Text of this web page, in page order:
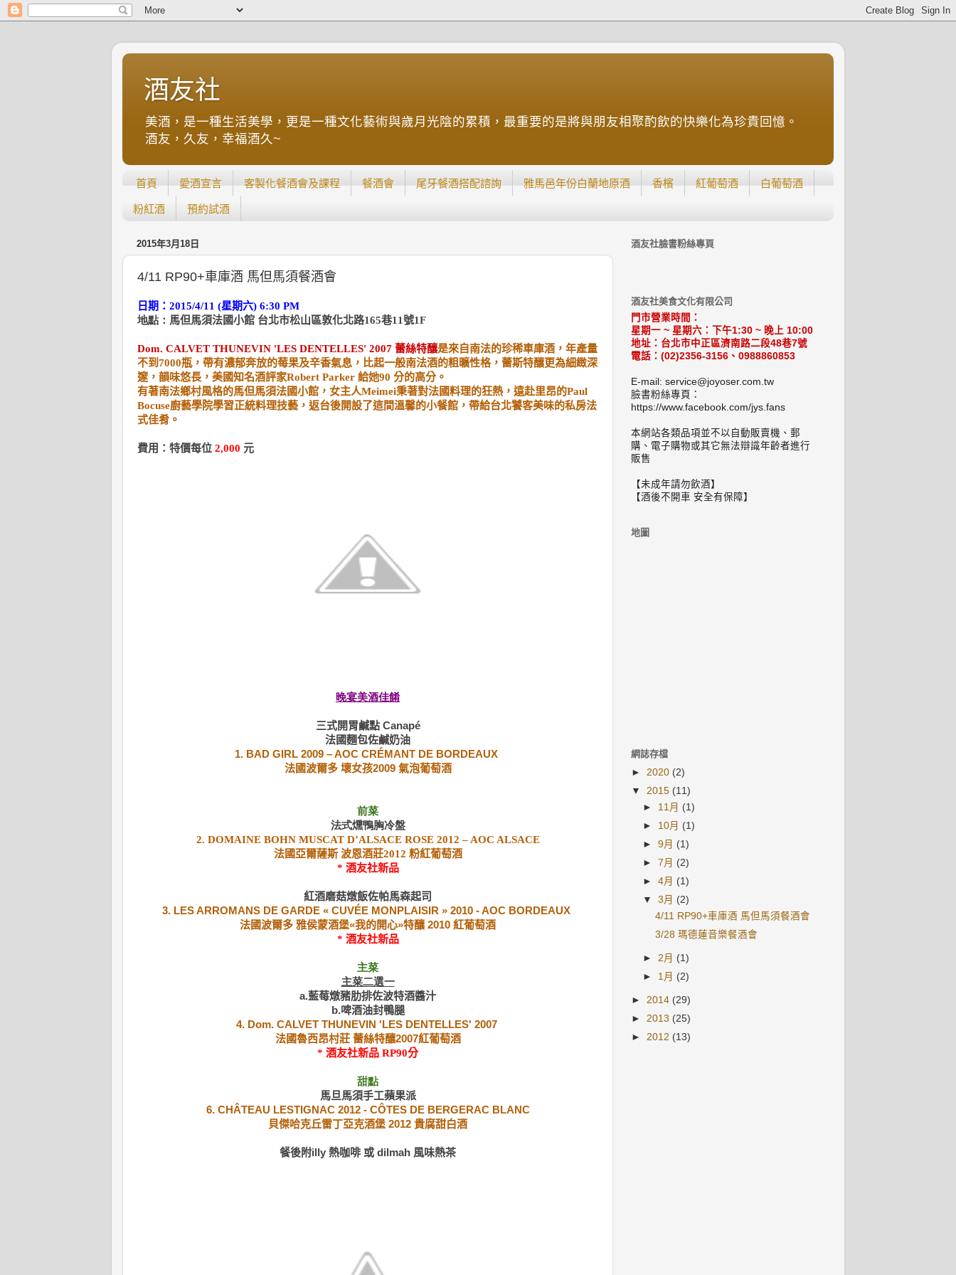
酒友社
美酒，是一種生活美學，更是一種文化藝術與歲月光陰的累積，最重要的是將與朋友相聚酌飲的快樂化為珍貴回憶。
酒友，久友，幸福酒久~
首頁 愛酒宣言 客製化餐酒會及課程 餐酒會 尾牙餐酒搭配諮詢 雅馬邑年份白蘭地原酒 香檳 紅葡萄酒 白葡萄酒
粉紅酒 預約試酒
2015年3月18日
4/11 RP90+車庫酒 馬但馬須餐酒會
日期：2015/4/11 (星期六) 6:30 PM
地點： 馬但馬須法國小館 台北市松山區敦化北路165巷11號1F
Dom. CALVET THUNEVIN 'LES DENTELLES' 2007 蕾絲特釀是來自南法的珍稀車庫酒，年產量
不到7000瓶，帶有濃郁奔放的莓果及辛香氣息，比起一般南法酒的粗曠性格，蕾斯特釀更為細緻深
邃，韻味悠長，美國知名酒評家Robert Parker 給她90 分的高分。
有著南法鄉村風格的馬但馬須法國小館，女主人Meimei秉著對法國料理的狂熱，遠赴里昂的Paul
Bocuse廚藝學院學習正統料理技藝，返台後開設了這間溫馨的小餐館，帶給台北饕客美味的私房法
式佳肴。
費用：特價每位 2,000 元
晚宴美酒佳餚
三式開胃鹹點 Canapé
法國麵包佐鹹奶油
1. BAD GIRL 2009 – AOC CRÉMANT DE BORDEAUX
法國波爾多 壞女孩2009 氣泡葡萄酒
前菜
法式燻鴨胸冷盤
2. DOMAINE BOHN MUSCAT D’ALSACE ROSE 2012 – AOC ALSACE
法國亞爾薩斯 波恩酒莊2012 粉紅葡萄酒
* 酒友社新品
紅酒磨菇燉飯佐帕馬森起司
3. LES ARROMANS DE GARDE « CUVÉE MONPLAISIR » 2010 - AOC BORDEAUX
法國波爾多 雅侯蒙酒堡«我的開心»特釀 2010 紅葡萄酒
* 酒友社新品
主菜
主菜二選一
a.藍莓燉豬肋排佐波特酒醬汁
b.啤酒油封鴨腿
4. Dom. CALVET THUNEVIN 'LES DENTELLES' 2007
法國魯西昂村莊 蕾絲特釀2007紅葡萄酒
* 酒友社新品 RP90分
甜點
馬旦馬須手工蘋果派
6. CHÂTEAU LESTIGNAC 2012 - CÔTES DE BERGERAC BLANC
貝傑哈克丘雷丁亞克酒堡 2012 貴腐甜白酒
餐後附illy 熱咖啡 或 dilmah 風味熱茶
酒友社臉書粉絲專頁
酒友社美食文化有限公司
門市營業時間：
星期一 ~ 星期六：下午1:30 ~ 晚上 10:00
地址：台北市中正區濟南路二段48巷7號
電話：(02)2356-3156、0988860853
E-mail: service@joyoser.com.tw
臉書粉絲專頁：
https://www.facebook.com/jys.fans
本網站各類品項並不以自動販賣機、郵
購、電子購物或其它無法辯識年齡者進行
販售
【未成年請勿飲酒】
【酒後不開車 安全有保障】
地圖
網誌存檔
► 2020 (2)
▼ 2015 (11)
► 11月 (1)
► 10月 (1)
►9月 (1)
►7月 (2)
►4月 (1)
▼3月 (2)
4/11 RP90+車庫酒 馬但馬須餐酒會
3/28 瑪德蓮音樂餐酒會
► 2月 (1)
► 1月 (2)
► 2014 (29)
► 2013 (25)
► 2012 (13)